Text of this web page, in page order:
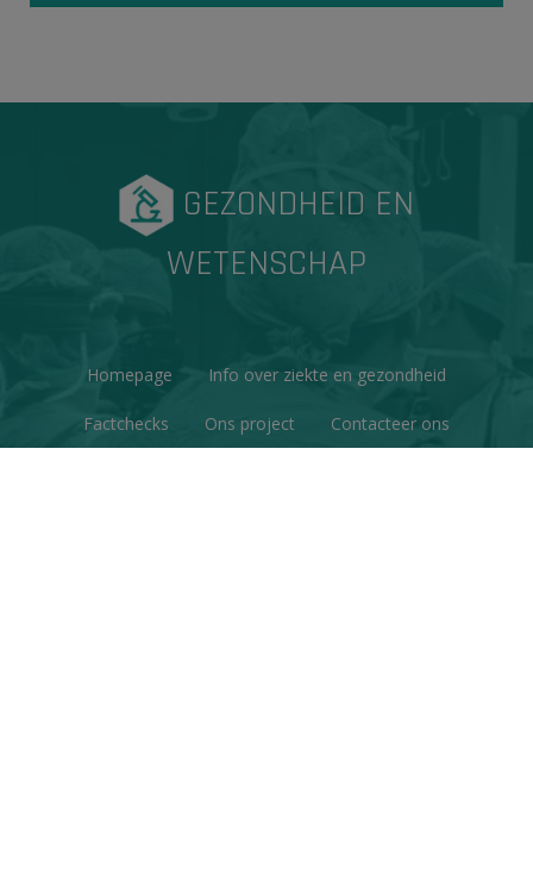
GEZONDHEID EN
WETENSCHAP
Homepage Info over ziekte en gezondheid
Factchecks Ons project Contacteer ons